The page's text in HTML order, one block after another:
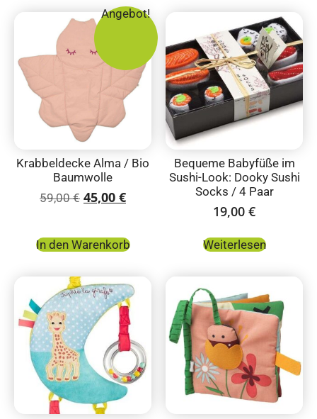
Angebot!
Krabbeldecke Alma / Bio
Baumwolle
59,00€ 45,00 €
In den Warenkorb
Bequeme Babyfüße im
Sushi-Look: Dooky Sushi
Socks / 4 Paar
19,00 €
Weiterlesen